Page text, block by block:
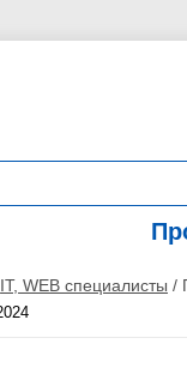
IT, WEB специалисты /